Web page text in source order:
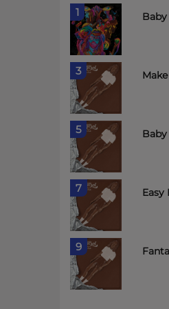
1
3
5
7 Easy
9